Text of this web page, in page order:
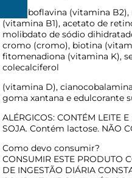
B6), riboflavina (vitamina
(vitamina B1), acetato de
molibdato de sódio
cromo (cromo), biotina
fitomenadiona (vitamina K),
colecalciferol
(vitamina D),
goma xantana e edulcorante
ALÉRGICOS: CONTÉM LEITE
SOJA. Contém lactose. NÃO
Como devo consumir?
CONSUMIR ESTE PRODUTO
DE INGESTÃO DIÁRIA
R$
150